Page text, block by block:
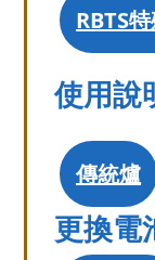
RBTS
使用說
傳統爐
更換電